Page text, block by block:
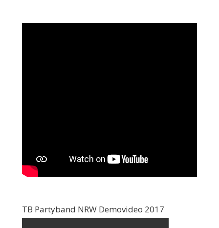
TB Partyband NRW Demovideo 2017